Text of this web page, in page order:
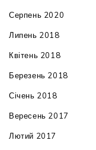
Серпень 2020
Липень 2018
Квітень 2018
Березень 2018
Січень 2018
Вересень 2017
Лютий 2017